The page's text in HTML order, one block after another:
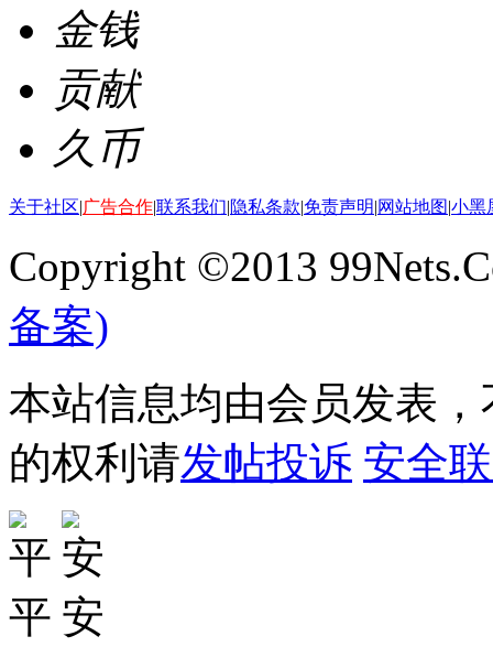
金钱
贡献
久币
关于社区|广告合作|联系我们|隐私条款|免责声明|网站地图|小黑
Copyright ©2013
备案)
本站信息均由会员发表
的权利请发帖投诉 安全